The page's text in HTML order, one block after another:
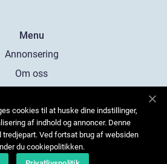
Menu
Annonsering
Om oss
Kontakta oss
Sitemap
cookies til at huske dine indstillinger,
af indhold og annoncer. Denne
tredjepart. Ved fortsat brug af websiden
du cookiepolitikken.